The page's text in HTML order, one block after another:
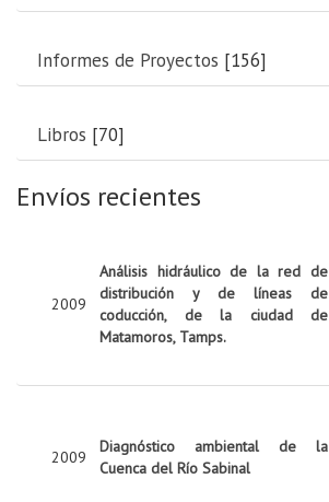
Informes de Proyectos [156]
Libros [70]
Envíos recientes
2009
Análisis hidráulico de la red de
distribución y de líneas de
coducción, de la ciudad de
Matamoros, Tamps.
2009
Diagnóstico ambiental de la
Cuenca del Río Sabinal